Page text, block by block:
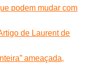
podem mudar com
de Laurent de
ameaçada,